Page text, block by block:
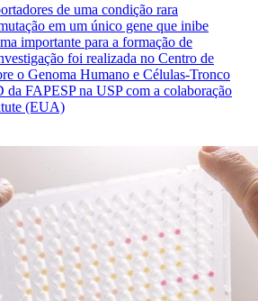
de uma condição rara
em um único gene que inibe
importante para a formação de
foi realizada no Centro de
o Genoma Humano e Células-Tronco
da FAPESP na USP com a colaboração
(EUA)